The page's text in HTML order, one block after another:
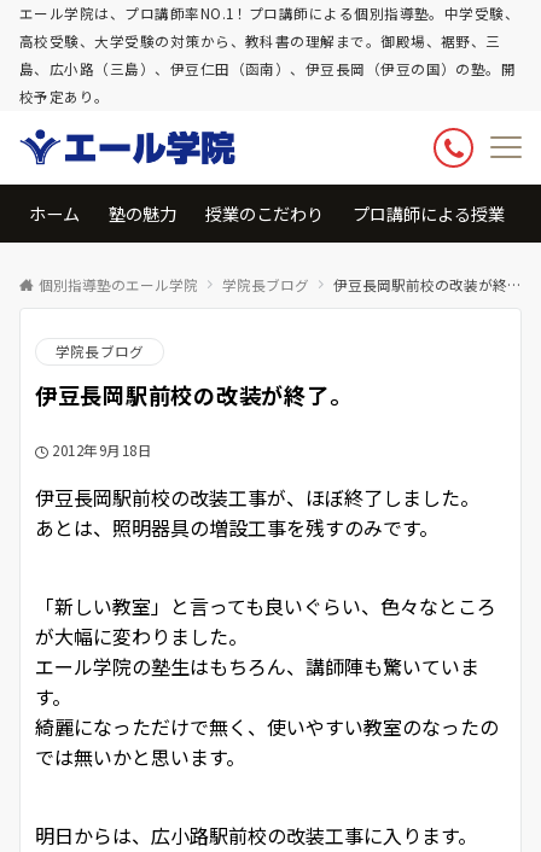
エール学院は、プロ講師率NO.1！プロ講師による個別指導塾。中学受験、
高校受験、大学受験の対策から、教科書の理解まで。御殿場、裾野、三
島、広小路（三島）、伊豆仁田（函南）、伊豆長岡（伊豆の国）の塾。開
校予定あり。
ホーム 塾の魅力 授業のこだわり プロ講師による授業
個別指導塾のエール学院 学院長ブログ 伊豆長岡駅前校の改装が終了。
学院長ブログ
伊豆長岡駅前校の改装が終了。
2012年9月18日
伊豆長岡駅前校の改装工事が、ほぼ終了しました。
あとは、照明器具の増設工事を残すのみです。
「新しい教室」と言っても良いぐらい、色々なところ
が大幅に変わりました。
エール学院の塾生はもちろん、講師陣も驚いていま
す。
綺麗になっただけで無く、使いやすい教室のなったの
では無いかと思います。
明日からは、広小路駅前校の改装工事に入ります。